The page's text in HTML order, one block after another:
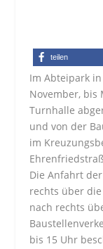
teilen
Im Abteipark
November, bis
Turnhalle
und von der
im
Die Anfahrt
rechts über
nach rechts
bis 15 Uhr